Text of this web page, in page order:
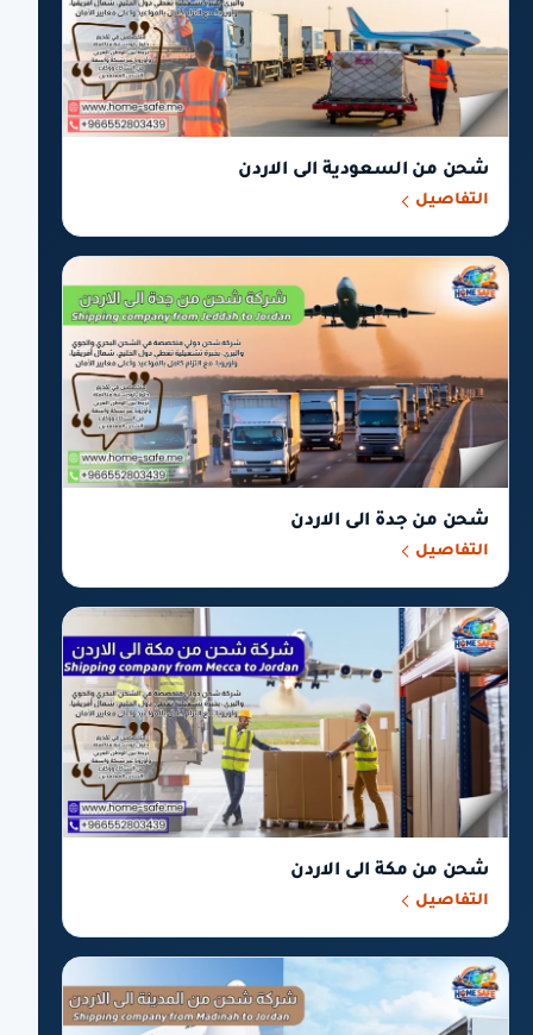
شحن من السعودية الى الاردن
التفاصيل
شحن من جدة الى الاردن
التفاصيل
شحن من مكة الى الاردن
التفاصيل